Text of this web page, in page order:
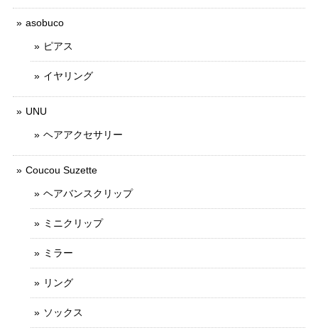
asobuco
ピアス
イヤリング
UNU
ヘアアクセサリー
Coucou Suzette
ヘアバンスクリップ
ミニクリップ
ミラー
リング
ソックス